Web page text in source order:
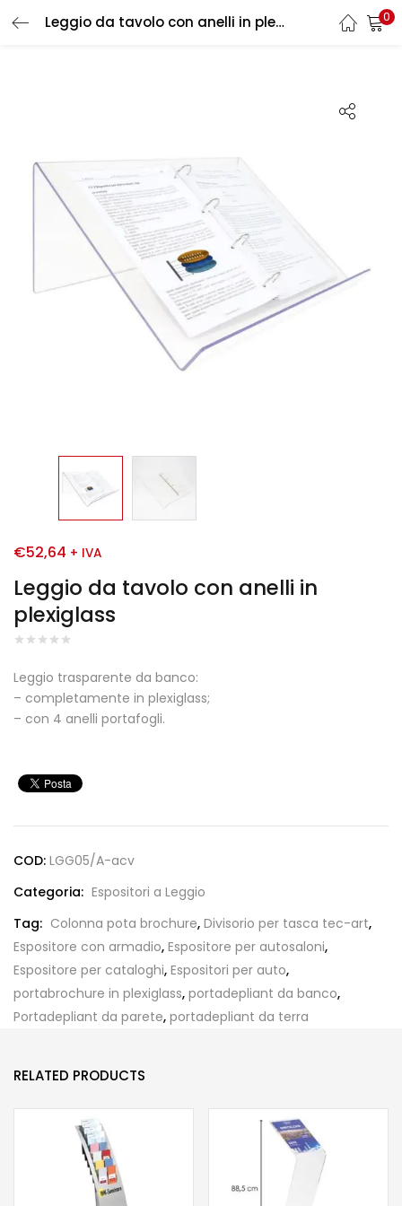
Leggio da tavolo con anelli in plexiglass 0
Leggio da tavolo con anelli in
plexiglass
€52,64 + IVA
Leggio trasparente da banco:
– completamente in plexiglass;
– con 4 anelli portafogli.
COD: LGG05/A-acv
Categoria: Espositori a Leggio
Tag: Colonna pota brochure, Divisorio per tasca tec-art,
Espositore con armadio, Espositore per autosaloni,
Espositore per cataloghi, Espositori per auto,
portabrochure in plexiglass, portadepliant da banco,
Portadepliant da parete, portadepliant da terra
RELATED PRODUCTS
LOGIN REGISTER
Remember me
Login
Lost password?